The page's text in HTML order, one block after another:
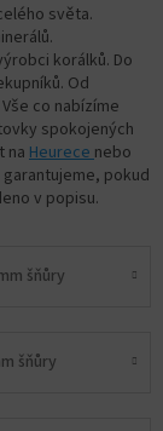
světa.
korálků. Do
Od
co nabízíme
spokojených
na Heurece nebo
pokud
v popisu.
šňůry
šňůry